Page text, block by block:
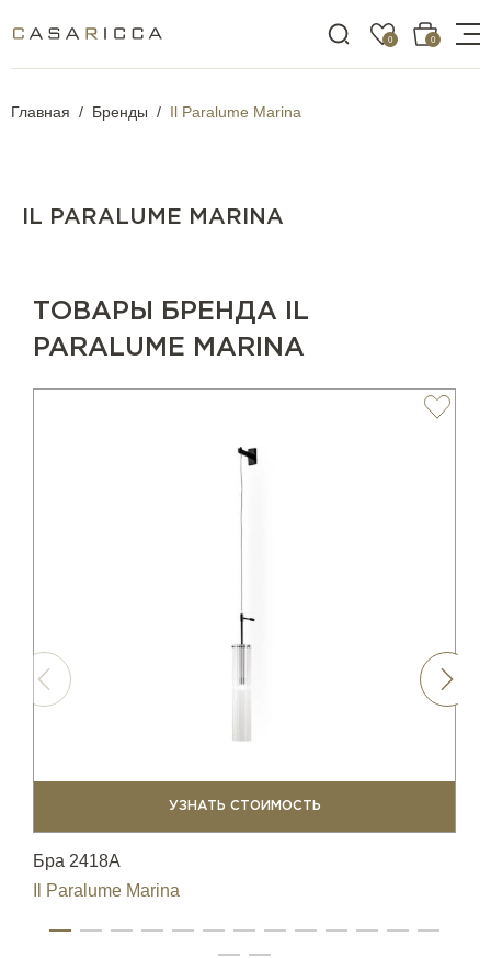
0 0
Главная Бренды Il Paralume Marina
IL PARALUME MARINA
ТОВАРЫ БРЕНДА IL
PARALUME MARINA
УЗНАТЬ СТОИМОСТЬ
Бра 2418A
Il Paralume Marina